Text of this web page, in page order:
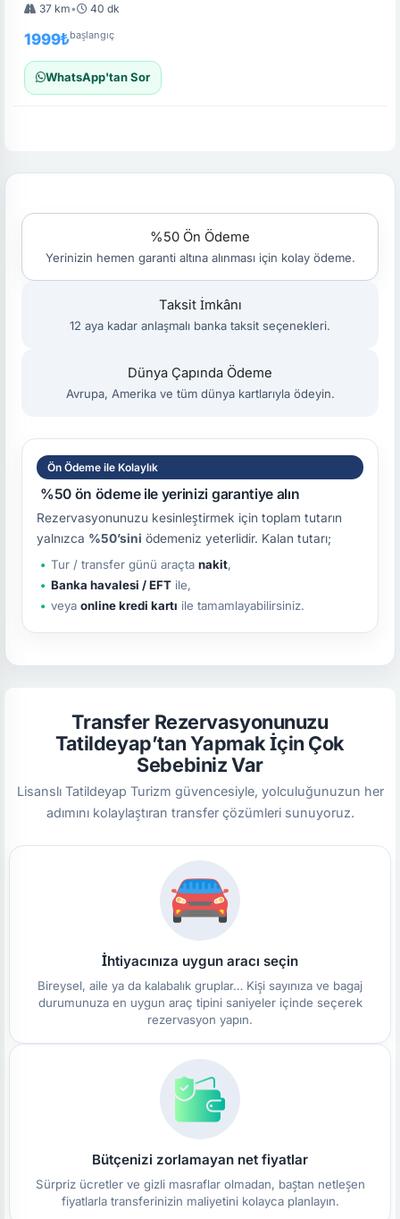
37 km• 40 dk
1999₺başlangıç
WhatsApp'tan Sor
%50 Ön Ödeme
Yerinizin hemen garanti altına alınması için kolay ödeme.
Taksit İmkânı
12 aya kadar anlaşmalı banka taksit seçenekleri.
Dünya Çapında Ödeme
Avrupa, Amerika ve tüm dünya kartlarıyla ödeyin.
Ön Ödeme ile Kolaylık
%50 ön ödeme ile yerinizi garantiye alın
Rezervasyonunuzu kesinleştirmek için toplam tutarın
yalnızca %50’sini ödemeniz yeterlidir. Kalan tutarı;
Tur / transfer günü araçta nakit,
Banka havalesi / EFT ile,
veya online kredi kartı ile tamamlayabilirsiniz.
Transfer Rezervasyonunuzu
Tatildeyap’tan Yapmak İçin Çok
Sebebiniz Var
Lisanslı Tatildeyap Turizm güvencesiyle, yolculuğunuzun her
adımını kolaylaştıran transfer çözümleri sunuyoruz.
İhtiyacınıza uygun aracı seçin
Bireysel, aile ya da kalabalık gruplar… Kişi sayınıza ve bagaj
durumunuza en uygun araç tipini saniyeler içinde seçerek
rezervasyon yapın.
Bütçenizi zorlamayan net fiyatlar
Sürpriz ücretler ve gizli masraflar olmadan, baştan netleşen
fiyatlarla transferinizin maliyetini kolayca planlayın.